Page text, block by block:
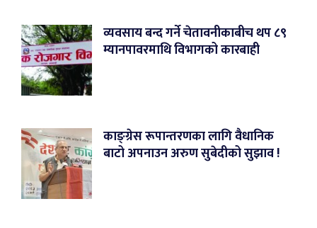
व्यवसाय बन्द गर्ने चेतावनीकाबीच थप ८९
म्यानपावरमाथि विभागको कारबाही
काङ्ग्रेस रूपान्तरणका लागि वैधानिक
बाटो अपनाउन अरुण सुबेदीको सुझाव !